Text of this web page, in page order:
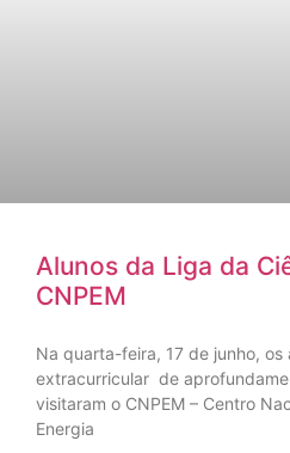
Alunos da Liga da
CNPEM
Na quarta-feira, 17 de junho, os
extracurricular de
visitaram o CNPEM – Centro
Energia